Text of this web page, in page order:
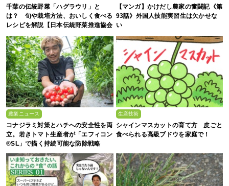
千葉の伝統野菜「ハグラウリ」と
は？ 旬や栽培方法、おいしく食べる
レシピを解説【日本伝統野菜推進協会
監修】
【マンガ】かけだし農家の奮闘記《第
93話》外国人技能実習生は欠かせな
い
農業ニュース
コナジラミ対策とハチへの安全性を両
立。若きトマト生産者が「エフィコン
®SL」で描く持続可能な防除戦略
生産技術
シャインマスカットの育て方 皮ごと
食べられる高級ブドウを家庭で！